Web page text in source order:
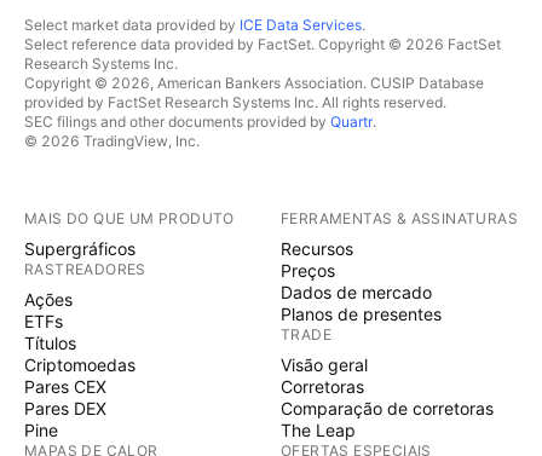
Select market data provided by ICE Data Services.
Select reference data provided by FactSet. Copyright © 2026 FactSet
Research Systems Inc.
Copyright © 2026, American Bankers Association. CUSIP Database
provided by FactSet Research Systems Inc. All rights reserved.
SEC filings and other documents provided by Quartr.
© 2026 TradingView, Inc.
MAIS DO QUE UM PRODUTO
Supergráficos
RASTREADORES
Ações
ETFs
Títulos
Criptomoedas
Pares CEX
Pares DEX
Pine
MAPAS DE CALOR
FERRAMENTAS & ASSINATURAS
Recursos
Preços
Dados de mercado
Planos de presentes
TRADE
Visão geral
Corretoras
Comparação de corretoras
The Leap
OFERTAS ESPECIAIS